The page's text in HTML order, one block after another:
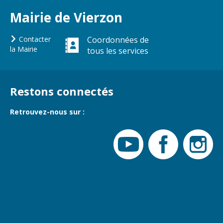
Travaux
Refuge canin
Marchés
commerce
Mairie de Vierzon
Contacter
la Mairie
Coordonnées de
tous les services
Restons connectés
Retrouvez-nous sur :